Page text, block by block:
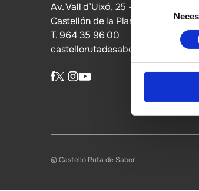
consentimiento
Av. Vall d’Uixó, 25 - 12004,
Castellón de la Plana
T. 964 35 96 00
castellorutadesabor@dipcas.es
© Castelló Ruta de Sabor